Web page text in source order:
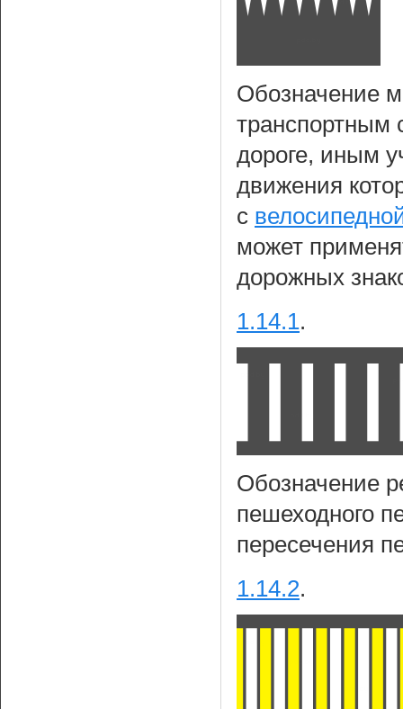
Обозначение
транспортным
дороге, иным
движения
с
может
дорожных
1.14.1.
Обозначение
пешеходного
пересечения
1.14.2.